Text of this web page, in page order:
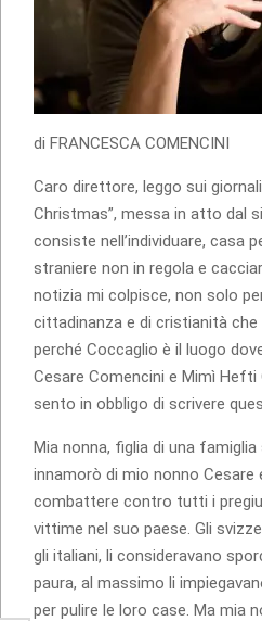
di FRANCESCA COMENCINI
Caro direttore, leggo sui giornali
Christmas”, messa in atto dal
consiste nell’individuare, casa
straniere non in regola e
notizia mi colpisce, non solo
cittadinanza e di cristianità
perché Coccaglio è il luogo
Cesare Comencini e Mimì Hefti
sento in obbligo di scrivere
Mia nonna, figlia di una
innamorò di mio nonno
combattere contro tutti i
vittime nel suo paese. Gli
gli italiani, li consideravano
paura, al massimo li
per pulire le loro case. Ma mia